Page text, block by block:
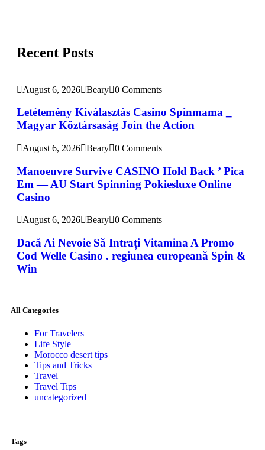
Recent Posts
August 6, 2026 Beary 0 Comments
Letétemény Kiválasztás Casino Spinmama _
Magyar Köztársaság Join the Action
August 6, 2026 Beary 0 Comments
Manoeuvre Survive CASINO Hold Back ’ Pica
Em — AU Start Spinning Pokiesluxe Online
Casino
August 6, 2026 Beary 0 Comments
Dacă Ai Nevoie Să Intrați Vitamina A Promo
Cod Welle Casino . regiunea europeană Spin &
Win
All Categories
For Travelers
Life Style
Morocco desert tips
Tips and Tricks
Travel
Travel Tips
uncategorized
Tags